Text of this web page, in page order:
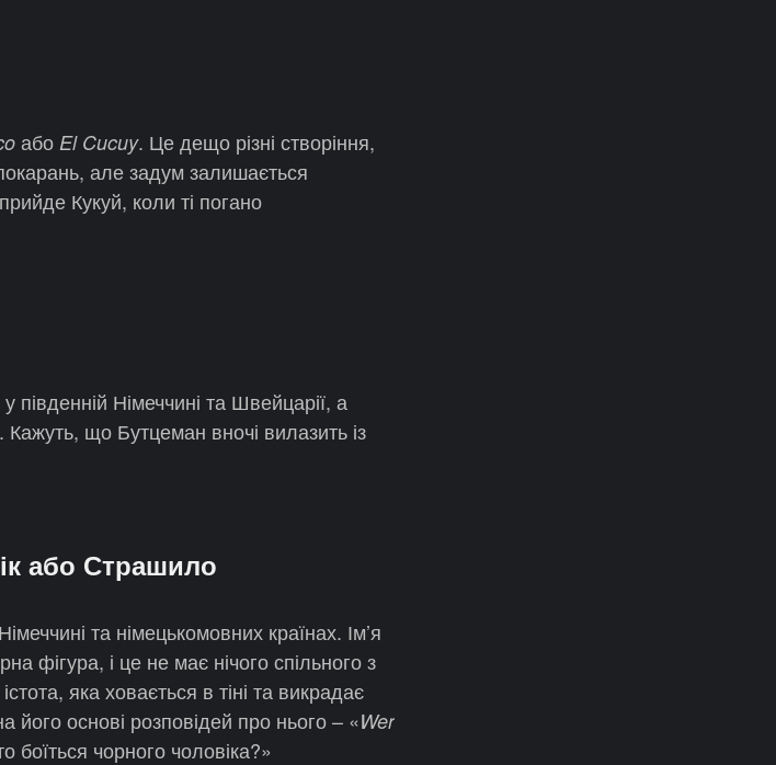
або El Cucuy. Це дещо різні створіння,
але задум залишається
Кукуй, коли ті погано
Німеччині та Швейцарії, а
що Бутцеман вночі вилазить із
або Страшило
та німецькомовних країнах. Ім’я
фігура, і це не має нічого спільного з
яка ховається в тіні та викрадає
його основі розповідей про нього – «Wer
боїться чорного чоловіка?»